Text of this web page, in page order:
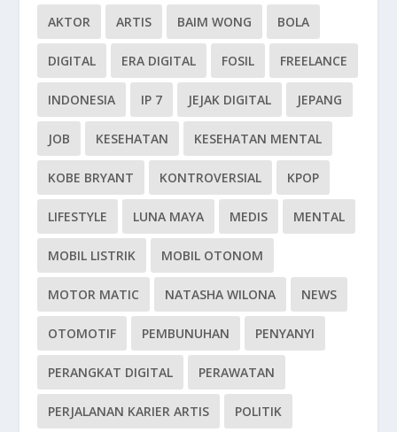
AKTOR ARTIS BAIM WONG BOLA
DIGITAL ERA DIGITAL FOSIL FREELANCE
INDONESIA IP 7 JEJAK DIGITAL JEPANG
JOB KESEHATAN KESEHATAN MENTAL
KOBE BRYANT KONTROVERSIAL KPOP
LIFESTYLE LUNA MAYA MEDIS MENTAL
MOBIL LISTRIK MOBIL OTONOM
MOTOR MATIC NATASHA WILONA NEWS
OTOMOTIF PEMBUNUHAN PENYANYI
PERANGKAT DIGITAL PERAWATAN
PERJALANAN KARIER ARTIS POLITIK